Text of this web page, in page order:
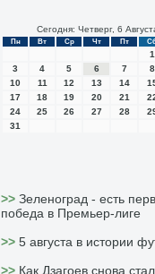
Сегодня: Четверг, 6
Пн Вт Ср Чт Пт
1
3
4 5 6 7 8
10
11 12 13 14
17
18 19 20 21
24
25 26 27 28
31
>> Зеленоград - есть
победа в Премьер-лиге
>> 5 августа в истории
>> Как Дзагоев снова стал